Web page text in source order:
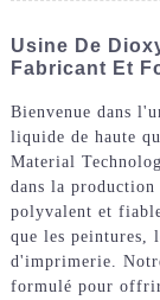
Usine De
Fabricant Et
Bienvenue dans
liquide de haute
Material
dans la
polyvalent et
que les peintures,
d'imprimerie.
formulé pour